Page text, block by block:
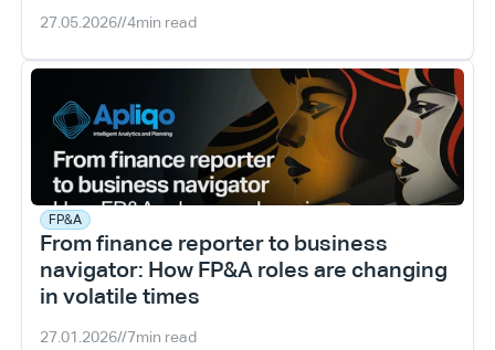
27.05.2026//4min read
FP&A
From finance reporter to business
navigator: How FP&A roles are changing
in volatile times
27.01.2026//7min read